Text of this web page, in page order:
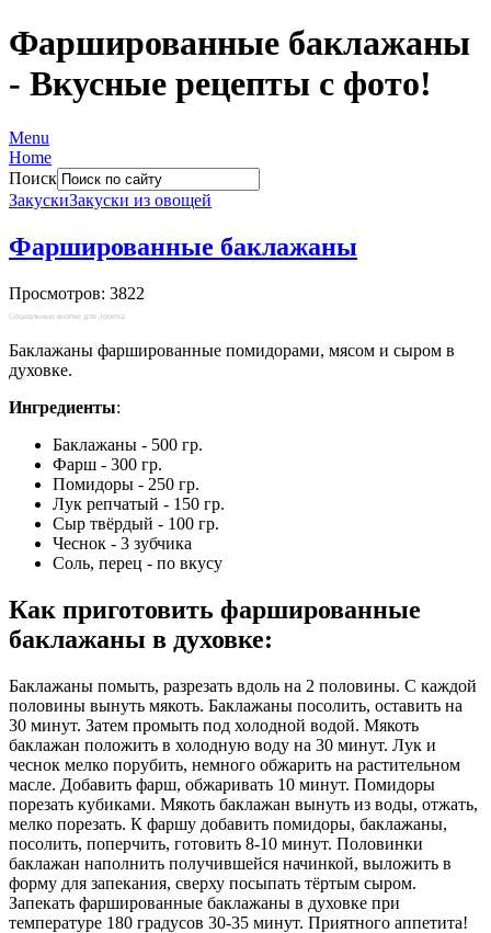
Фаршированные баклажаны
- Вкусные рецепты с фото!
Menu
Home
Поиск
ЗакускиЗакуски из овощей
Фаршированные баклажаны
Просмотров: 3822
Социальные кнопки для Joomla
Баклажаны фаршированные помидорами, мясом и сыром в
духовке.
Ингредиенты:
Баклажаны - 500 гр.
Фарш - 300 гр.
Помидоры - 250 гр.
Лук репчатый - 150 гр.
Сыр твёрдый - 100 гр.
Чеснок - 3 зубчика
Соль, перец - по вкусу
Как приготовить фаршированные
баклажаны в духовке:
Баклажаны помыть, разрезать вдоль на 2 половины. С каждой
половины вынуть мякоть. Баклажаны посолить, оставить на
30 минут. Затем промыть под холодной водой. Мякоть
баклажан положить в холодную воду на 30 минут. Лук и
чеснок мелко порубить, немного обжарить на растительном
масле. Добавить фарш, обжаривать 10 минут. Помидоры
порезать кубиками. Мякоть баклажан вынуть из воды, отжать,
мелко порезать. К фаршу добавить помидоры, баклажаны,
посолить, поперчить, готовить 8-10 минут. Половинки
баклажан наполнить получившейся начинкой, выложить в
форму для запекания, сверху посыпать тёртым сыром.
Запекать фаршированные баклажаны в духовке при
температуре 180 градусов 30-35 минут. Приятного аппетита!